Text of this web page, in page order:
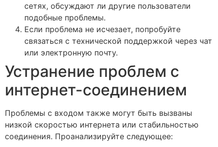
сетях, обсуждают ли другие пользователи
подобные проблемы.
Если проблема не исчезает, попробуйте
связаться с технической поддержкой через чат
или электронную почту.
Устранение проблем с
интернет-соединением
Проблемы с входом также могут быть вызваны
низкой скоростью интернета или стабильностью
соединения. Проанализируйте следующее: